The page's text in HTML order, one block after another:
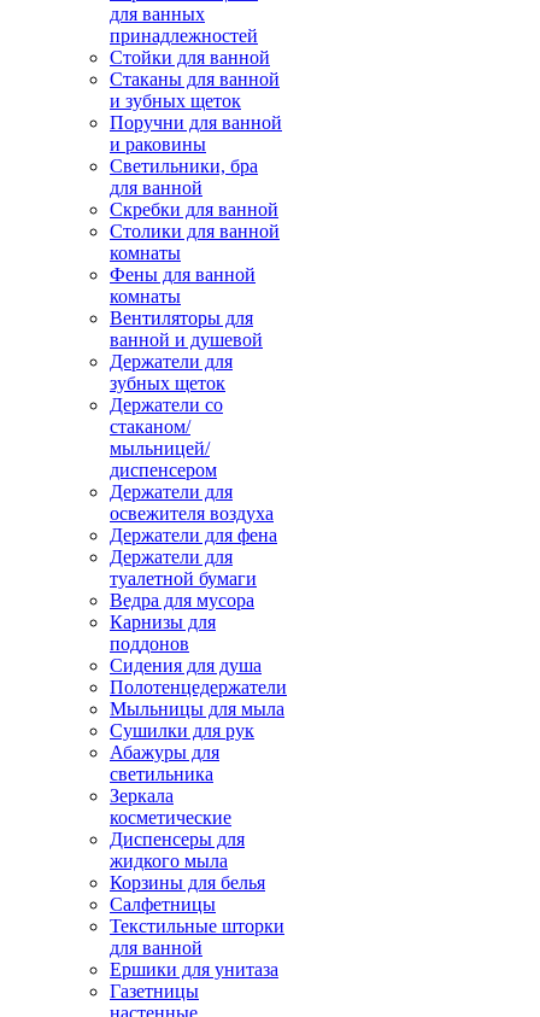
для ванных
принадлежностей
Стойки для ванной
Стаканы для ванной
и зубных щеток
Поручни для ванной
и раковины
Светильники, бра
для ванной
Скребки для ванной
Столики для ванной
комнаты
Фены для ванной
комнаты
Вентиляторы для
ванной и душевой
Держатели для
зубных щеток
Держатели со
стаканом/
мыльницей/
диспенсером
Держатели для
освежителя воздуха
Держатели для фена
Держатели для
туалетной бумаги
Ведра для мусора
Карнизы для
поддонов
Сидения для душа
Полотенцедержатели
Мыльницы для мыла
Сушилки для рук
Абажуры для
светильника
Зеркала
косметические
Диспенсеры для
жидкого мыла
Корзины для белья
Салфетницы
Текстильные шторки
для ванной
Ершики для унитаза
Газетницы
настенные